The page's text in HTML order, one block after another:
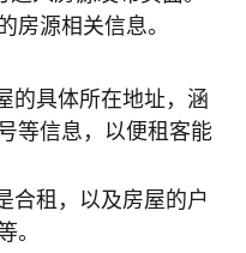
房源相关信息。
的具体所在地址，涵
等信息，以便租客能
合租，以及房屋的户
。